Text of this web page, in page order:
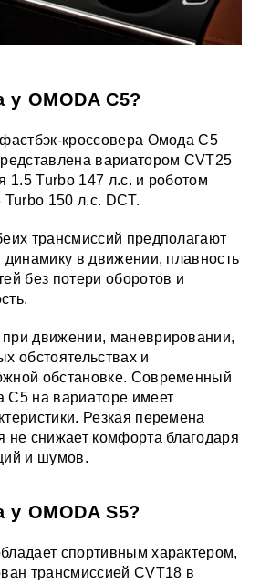
у OMODA C5?
кроссовера Омода C5
вариатором CVT25
1.5 Turbo 147 л.с. и роботом
150 л.с. DCT.
трансмиссий предполагают
динамику в движении, плавность
без потери оборотов и
движении, маневрировании,
обстоятельствах и
обстановке. Современный
С5 на вариаторе имеет
Резкая перемена
не снижает комфорта благодаря
и шумов.
у OMODA S5?
спортивным характером,
трансмиссией CVT18 в